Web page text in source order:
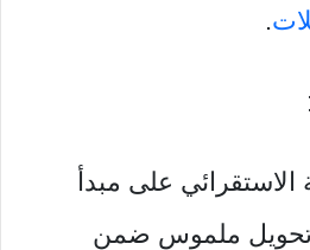
.
على مبدأ
تحويل ملموس ضمن